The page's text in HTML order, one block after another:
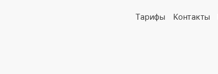
Тарифы Контакты